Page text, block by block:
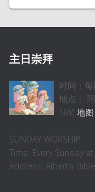
主日崇拜
时间：
地点：
NW) 地图
SUNDAY WORSHIP
Time: Every Sunday
Address: Alberta